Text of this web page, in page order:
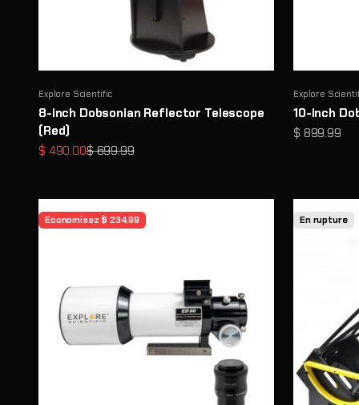
Explore Scientific
8-inch Dobsonian Reflector Telescope
(Red)
Prix de vente
$ 490.00Prix normal
$ 699.99
Explore
10-inch
Prix de vente
$ 899.99
Economisez $ 234.99 En rupture